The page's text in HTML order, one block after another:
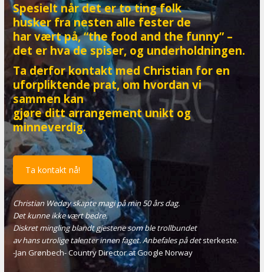
Spesielt når det er to ting folk
husker fra nesten alle fester de
har vært på, “the food and the funny” –
det er hva de spiser, og underholdningen.
Ta derfor kontakt med Christian for en
uforpliktende prat, om hvordan vi
sammen kan
gjøre ditt arrangement unikt og
minneverdig.
Ta kontakt nå!
Christian Wedøy skapte magi på min 50 års dag.
Det kunne ikke vært bedre.
Diskret mingling blandt gjestene som ble trollbundet
av hans utrolige talenter innen faget. Anbefales på detsterkeste.
-Jan Grønbech- Country Director at Google Norway